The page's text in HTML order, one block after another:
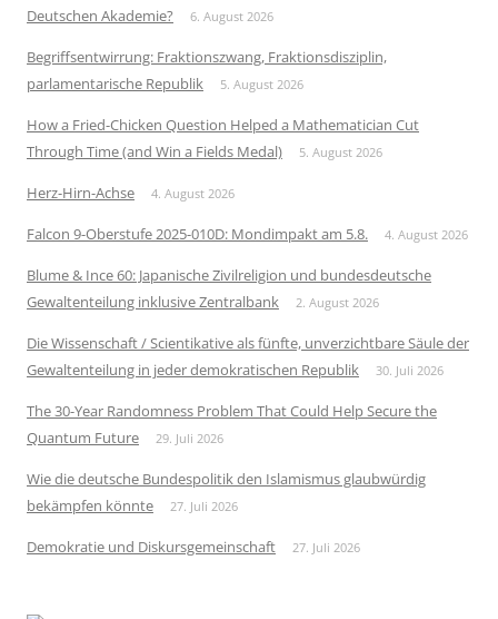
Deutschen Akademie?
6. August 2026
Begriffsentwirrung: Fraktionszwang, Fraktionsdisziplin,
parlamentarische Republik
5. August 2026
How a Fried-Chicken Question Helped a Mathematician Cut
Through Time (and Win a Fields Medal)
5. August 2026
Herz-Hirn-Achse 4. August 2026
Falcon 9-Oberstufe 2025-010D: Mondimpakt am 5.8. 4. August 2026
Blume & Ince 60: Japanische Zivilreligion und bundesdeutsche
Gewaltenteilung inklusive Zentralbank
2. August 2026
Die Wissenschaft / Scientikative als fünfte, unverzichtbare Säule der
Gewaltenteilung in jeder demokratischen Republik
30. Juli 2026
The 30-Year Randomness Problem That Could Help Secure the
Quantum Future
29. Juli 2026
Wie die deutsche Bundespolitik den Islamismus glaubwürdig
bekämpfen könnte
27. Juli 2026
Demokratie und Diskursgemeinschaft 27. Juli 2026